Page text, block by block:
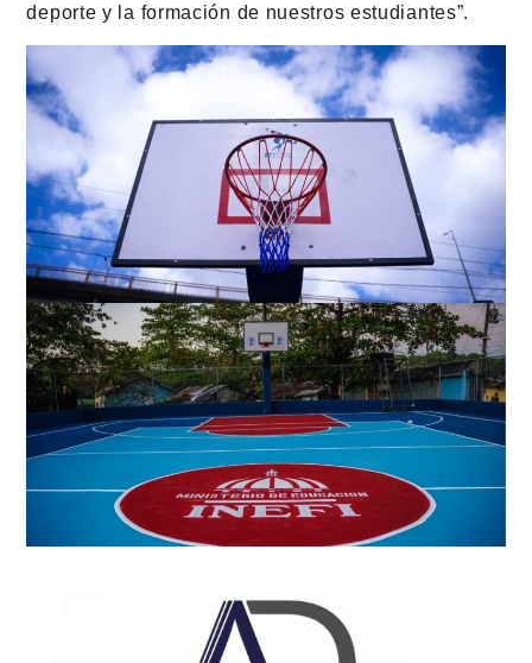
deporte y la formación de nuestros estudiantes”.